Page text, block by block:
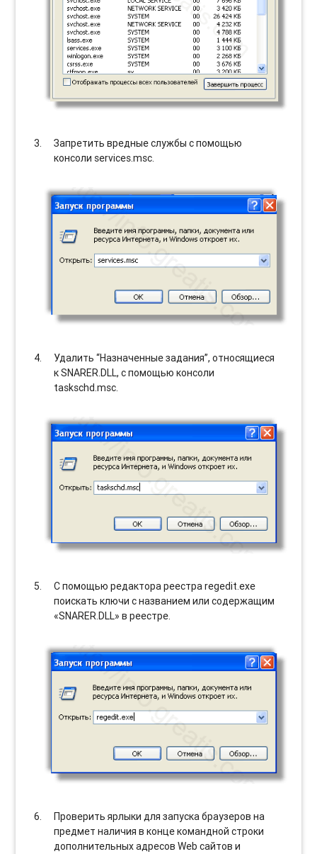
Запретить вредные службы с помощью
консоли services.msc.
Удалить “Назначенные задания”, относящиеся
к SNARER.DLL, с помощью консоли
taskschd.msc.
С помощью редактора реестра regedit.exe
поискать ключи с названием или содержащим
«SNARER.DLL» в реестре.
Проверить ярлыки для запуска браузеров на
предмет наличия в конце командной строки
дополнительных адресов Web сайтов и